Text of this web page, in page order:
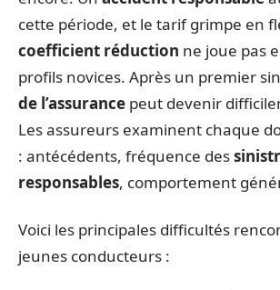
cette période, et le tarif grimpe en
coefficient réduction ne joue pas
profils novices. Après un premier
de l’assurance peut devenir
Les assureurs examinent chaque
: antécédents, fréquence des
responsables, comportement
Voici les principales difficultés
jeunes conducteurs :